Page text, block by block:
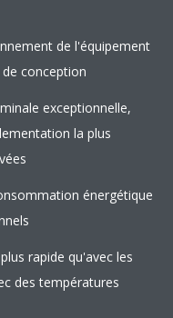
de l'équipement
conception
exceptionnelle,
la plus
énergétique
rapide qu'avec les
des températures